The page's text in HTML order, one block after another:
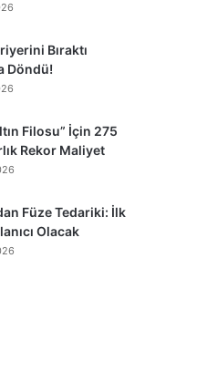
Bıraktı
Döndü!
Filosu” İçin 275
Rekor Maliyet
Füze Tedariki: İlk
Olacak